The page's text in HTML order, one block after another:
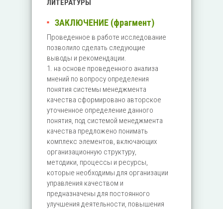
ЛИТЕРАТУРЫ
ЗАКЛЮЧЕНИЕ (фрагмент)
Проведенное в работе исследование
позволило сделать следующие
выводы и рекомендации.
1. на основе проведенного анализа
мнений по вопросу определения
понятия системы менеджмента
качества сформировано авторское
уточненное определение данного
понятия, под системой менеджмента
качества предложено понимать
комплекс элементов, включающих
организационную структуру,
методики, процессы и ресурсы,
которые необходимы для организации
управления качеством и
предназначены для постоянного
улучшения деятельности, повышения